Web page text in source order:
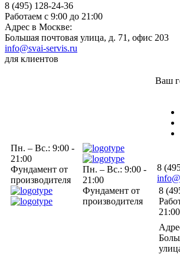
8 (495) 128-24-36
Работаем с 9:00 до 21:00
Адрес в Москве:
Большая почтовая улица, д. 71, офис 203
info@svai-servis.ru
для клиентов
Пн. – Вс.: 9:00 -
21:00
Фундамент от
производителя
Пн. – Вс.: 9:00 -
21:00
Фундамент от
производителя
Ваш
8
8
21:00